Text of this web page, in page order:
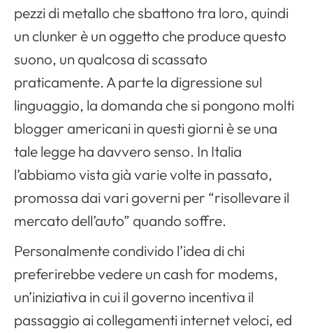
pezzi di metallo che sbattono tra loro, quindi
un clunker è un oggetto che produce questo
suono, un qualcosa di scassato
praticamente. A parte la digressione sul
linguaggio, la domanda che si pongono molti
blogger americani in questi giorni è se una
tale legge ha davvero senso. In Italia
l’abbiamo vista già varie volte in passato,
promossa dai vari governi per “risollevare il
mercato dell’auto” quando soffre.
Personalmente condivido l’idea di chi
preferirebbe vedere un cash for modems,
un’iniziativa in cui il governo incentiva il
passaggio ai collegamenti internet veloci, ed